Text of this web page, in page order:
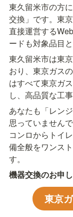
東久留米市の方
交換」です。東
直接運営する
ードも対象品目
東久留米市は東
おり、東京ガス
はすべて東京ガ
し、高品質な工
あなたも「レン
思っていません
コンロからトイ
備全般をワンス
す。
機器交換のお申
東京